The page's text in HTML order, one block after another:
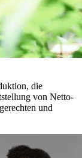
die
von Netto-
und